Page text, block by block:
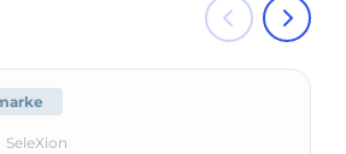
SeleXion